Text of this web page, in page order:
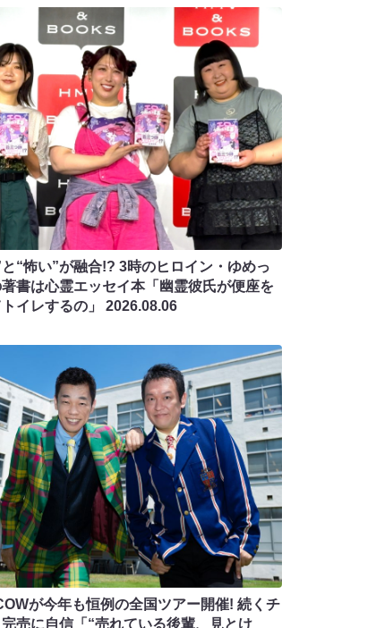
と“怖い”が融合!? 3時のヒロイン・ゆめっ
書は心霊エッセイ本「幽霊彼氏が便座を
トイレするの」 2026.08.06
が今年も恒例の全国ツアー開催! 続くチ
売に自信「“売れている後輩、見とけ